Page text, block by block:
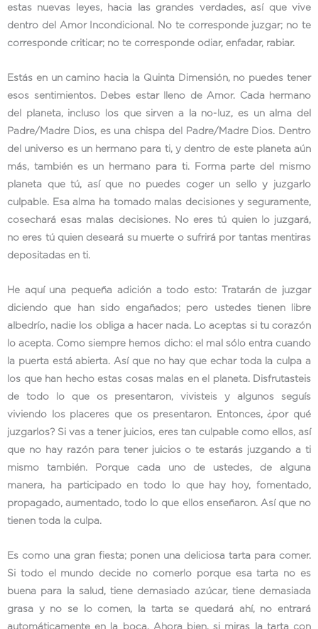
estas nuevas leyes, hacia las grandes verdades, así que vive
dentro del Amor Incondicional. No te corresponde juzgar; no te
corresponde criticar; no te corresponde odiar, enfadar, rabiar.
Estás en un camino hacia la Quinta Dimensión, no puedes tener
esos sentimientos. Debes estar lleno de Amor. Cada hermano
del planeta, incluso los que sirven a la no-luz, es un alma del
Padre/Madre Dios, es una chispa del Padre/Madre Dios. Dentro
del universo es un hermano para ti, y dentro de este planeta aún
más, también es un hermano para ti. Forma parte del mismo
planeta que tú, así que no puedes coger un sello y juzgarlo
culpable. Esa alma ha tomado malas decisiones y seguramente,
cosechará esas malas decisiones. No eres tú quien lo juzgará,
no eres tú quien deseará su muerte o sufrirá por tantas mentiras
depositadas en ti.
He aquí una pequeña adición a todo esto: Tratarán de juzgar
diciendo que han sido engañados; pero ustedes tienen libre
albedrío, nadie los obliga a hacer nada. Lo aceptas si tu corazón
lo acepta. Como siempre hemos dicho: el mal sólo entra cuando
la puerta está abierta. Así que no hay que echar toda la culpa a
los que han hecho estas cosas malas en el planeta. Disfrutasteis
de todo lo que os presentaron, vivisteis y algunos seguís
viviendo los placeres que os presentaron. Entonces, ¿por qué
juzgarlos? Si vas a tener juicios, eres tan culpable como ellos, así
que no hay razón para tener juicios o te estarás juzgando a ti
mismo también. Porque cada uno de ustedes, de alguna
manera, ha participado en todo lo que hay hoy, fomentado,
propagado, aumentado, todo lo que ellos enseñaron. Así que no
tienen toda la culpa.
Es como una gran fiesta; ponen una deliciosa tarta para comer.
Si todo el mundo decide no comerlo porque esa tarta no es
buena para la salud, tiene demasiado azúcar, tiene demasiada
grasa y no se lo comen, la tarta se quedará ahí, no entrará
automáticamente en la boca. Ahora bien, si miras la tarta con